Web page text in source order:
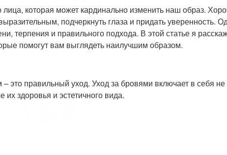
Помады для бровей
лица, которая может кардинально изменить наш образ.
подчеркнуть глаза и придать уверенность.
терпения и правильного подхода. В этой статье я
помогут вам выглядеть наилучшим образом.
правильный уход. Уход за бровями включает в себя не
здоровья и эстетичного вида.